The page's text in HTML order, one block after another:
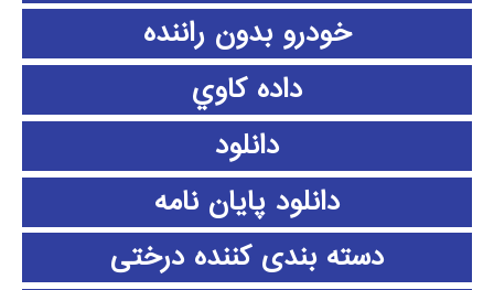
خودرو بدون راننده
داده كاوي
دانلود
دانلود پايان نامه
دسته بندی کننده درختی